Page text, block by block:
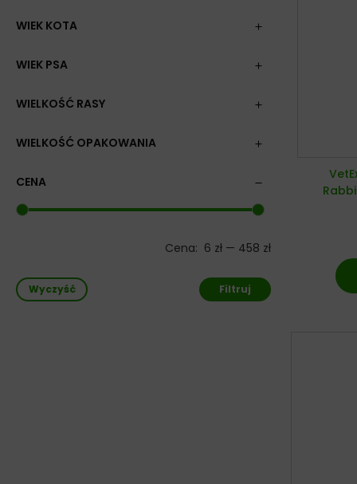
WIEK KOTA
WIEK PSA
WIELKOŚĆ RASY
WIELKOŚĆ OPAKOWANIA
CENA
Cena: 6 zł — 458 zł
Wyczyść Filtruj